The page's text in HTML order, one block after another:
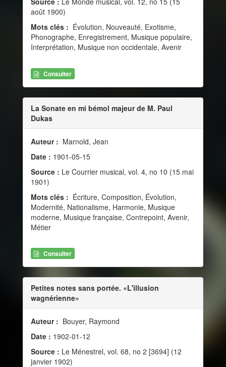
août 1900)
Mots clés : Évolution, Nouveauté, Exotisme,
Phonographe, Enregistrement, Musique populaire,
Interprétation, Musique non occidentale, Avenir
Consulter
La Sonate en mi bémol majeur de M. Paul
Dukas
Auteur : Marnold, Jean
Date : 1901-05-15
Source : Le Courrier musical, vol. 4, no 10 (15 mai
1901)
Mots clés : Écriture, Composition, Évolution,
Modernité, Nationalisme, Harmonie, Musique
moderne, Musique française, Contrepoint, Avenir,
Métier
Consulter
Petites notes sans portée. «L'illusion
wagnérienne»
Auteur : Bouyer, Raymond
Date : 1902-01-12
Source : Le Ménestrel, vol. 68, no 2 [3694] (12
janvier 1902)